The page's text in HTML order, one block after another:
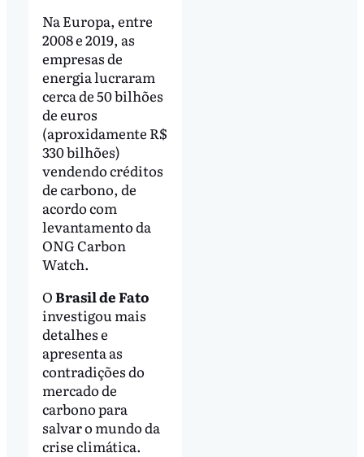
Na Europa, entre
2008 e 2019, as
empresas de
energia lucraram
cerca de 50 bilhões
de euros
(aproxidamente R$
330 bilhões)
vendendo créditos
de carbono, de
acordo com
levantamento da
ONG Carbon
Watch.
OBrasil de Fato
investigou mais
detalhes e
apresenta as
contradições do
mercado de
carbono para
salvar o mundo da
crise climática.